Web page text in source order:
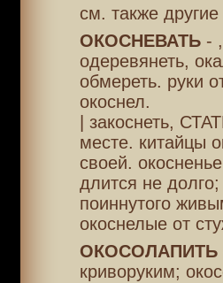
см. также
ОКОСНЕВАТЬ- ,
одеревянеть,
обмереть. руки
окоснел.
| закоснеть,
месте. китайцы
своей.
длится не
поиннутого
окоснелые от
ОКОСОЛАПИТЬ
криворуким;